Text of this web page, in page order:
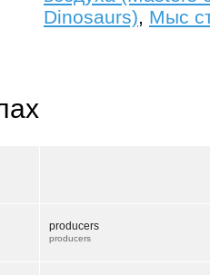
Dinosaurs), Мыс
producers
producers